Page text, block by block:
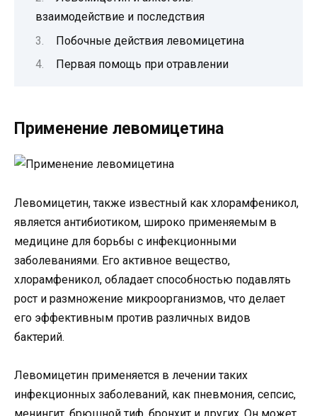
взаимодействие и последствия
Побочные действия левомицетина
Первая помощь при отравлении
Применение левомицетина
Левомицетин, также известный как хлорамфеникол,
является антибиотиком, широко применяемым в
медицине для борьбы с инфекционными
заболеваниями. Его активное вещество,
хлорамфеникол, обладает способностью подавлять
рост и размножение микроорганизмов, что делает
его эффективным против различных видов
бактерий.
Левомицетин применяется в лечении таких
инфекционных заболеваний, как пневмония, сепсис,